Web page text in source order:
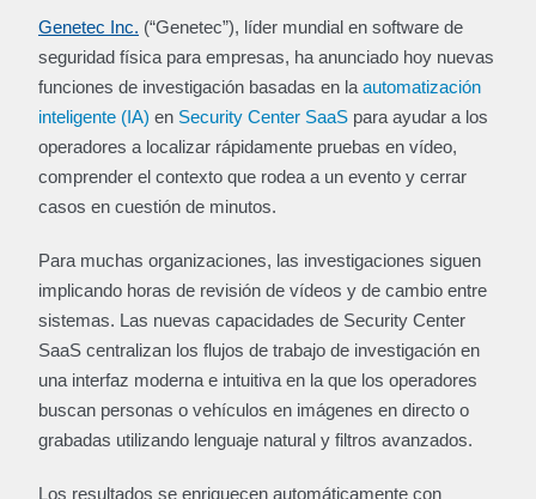
Genetec Inc. (“Genetec”), líder mundial en software de
seguridad física para empresas, ha anunciado hoy nuevas
funciones de investigación basadas en la automatización
inteligente (IA) en Security Center SaaS para ayudar a los
operadores a localizar rápidamente pruebas en vídeo,
comprender el contexto que rodea a un evento y cerrar
casos en cuestión de minutos.
Para muchas organizaciones, las investigaciones siguen
implicando horas de revisión de vídeos y de cambio entre
sistemas. Las nuevas capacidades de Security Center
SaaS centralizan los flujos de trabajo de investigación en
una interfaz moderna e intuitiva en la que los operadores
buscan personas o vehículos en imágenes en directo o
grabadas utilizando lenguaje natural y filtros avanzados.
Los resultados se enriquecen automáticamente con